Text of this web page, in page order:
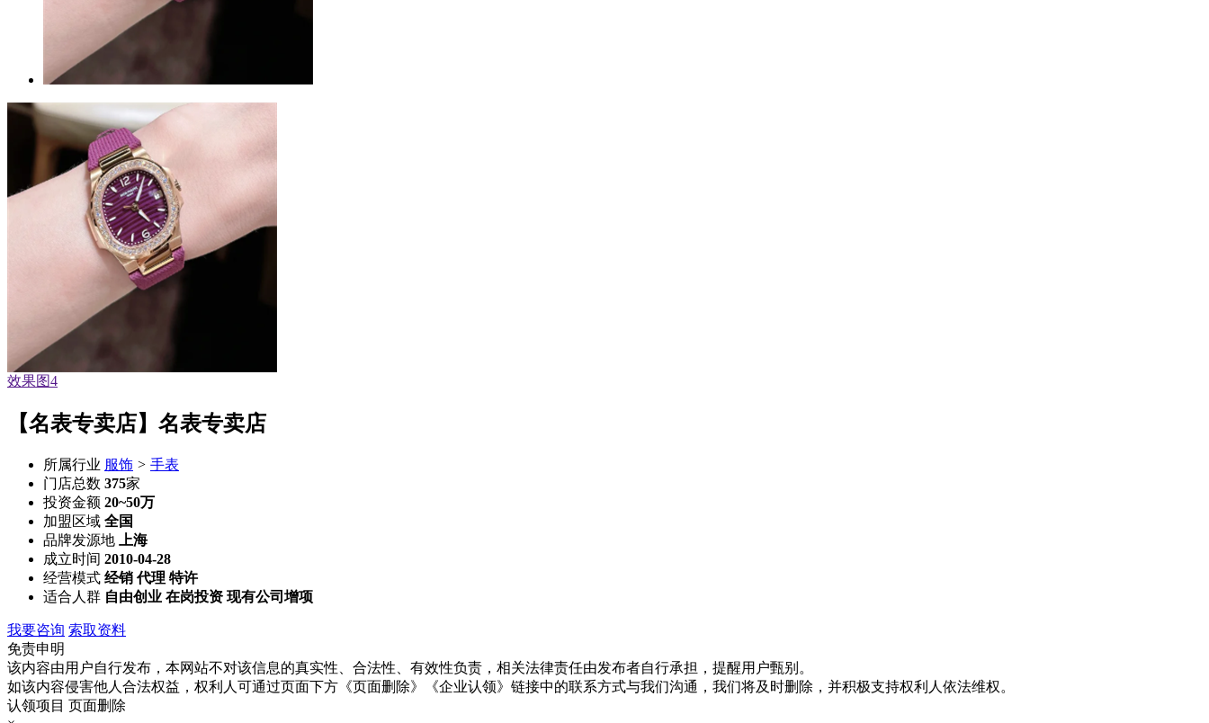
效果图4
【名表专卖店】名表专卖店
所属行业 服饰 > 手表
门店总数 375家
投资金额 20~50万
加盟区域 全国
品牌发源地
上海
成立时间 2010-04-28
经营模式 经销 代理 特许
适合人群 自由创业 在岗投资 现有公司增项
我要咨询 索取资料
免责申明
该内容由用户自行发布，本网站不对该信息的真实性、合法性、有效性负责，相关法律责任由发布者自行承担，提醒用户甄别。
如该内容侵害他人合法权益，权利人可通过页面下方《页面删除》《企业认领》链接中的联系方式与我们沟通，我们将及时删除，并积极支持权利人依法维权。
认领项目 页面删除